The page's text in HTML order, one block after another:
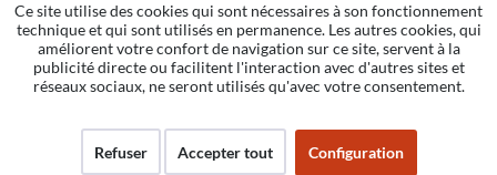
Ce site utilise des cookies qui sont nécessaires à son fonctionnement
technique et qui sont utilisés en permanence. Les autres cookies, qui
améliorent votre confort de navigation sur ce site, servent à la
publicité directe ou facilitent l'interaction avec d'autres sites et
réseaux sociaux, ne seront utilisés qu'avec votre consentement.
Refuser Accepter tout Configuration